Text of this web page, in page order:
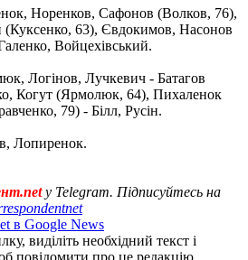
Норенков, Сафонов (Волков, 76),
(Куксенко, 63), Євдокимов, Насонов
Войцехівський.
Логінов, Лучкевич - Батагов
Когут (Ярмолюк, 64), Пихаленок
79) - Білл, Русін.
Лопиренок.
у Telegram. Підписуйтесь на
в Google News
виділіть необхідний текст і
повідомити про це редакцію.